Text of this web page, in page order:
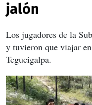
jalón
Los jugadores de la
y tuvieron que viajar
Tegucigalpa.